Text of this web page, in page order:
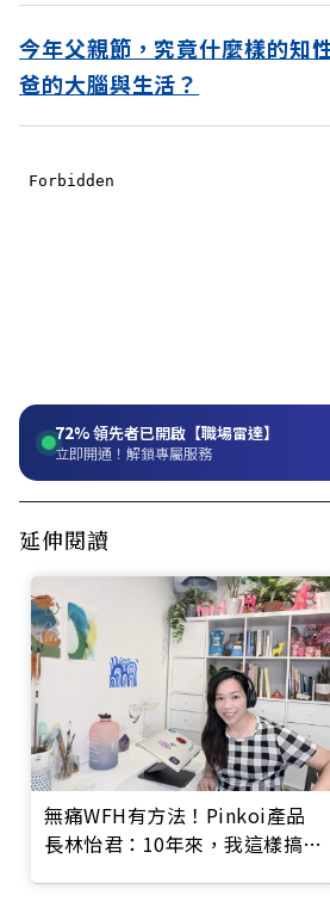
今年父親節，究竟什麼樣的知
爸的大腦與生活？
72%領先者已開啟【職場雷達】
立即開通！解鎖專屬服務
延伸閱讀
無痛WFH有方法！Pinkoi產品
長林怡君：10年來，我這樣搞定